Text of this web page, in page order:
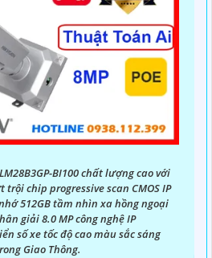
cho quý vị.
BI100 chất lượng cao với
chip progressive scan CMOS IP
512GB tầm nhìn xa hồng ngoại
giải 8.0 MP công nghệ IP
số xe tốc độ cao màu sắc sáng
Giao Thông.